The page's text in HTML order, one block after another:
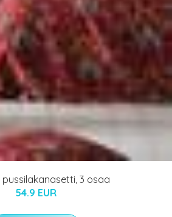
pussilakanasetti, 3 osaa
54.9 EUR